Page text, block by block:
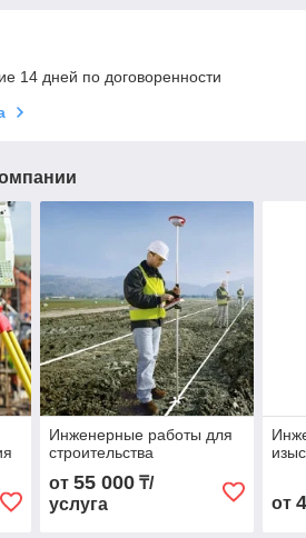
14 дней по договоренности
Инженерные работы для
строительства
от 55 000₸/
услуга
от